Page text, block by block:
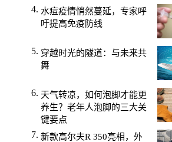
水痘疫情悄然蔓延，专家呼
吁提高免疫防线
穿越时光的隧道：与未来共
舞
天气转凉，如何泡脚才能更
养生？老年人泡脚的三大关
键要点
新款高尔夫R 350亮相，外